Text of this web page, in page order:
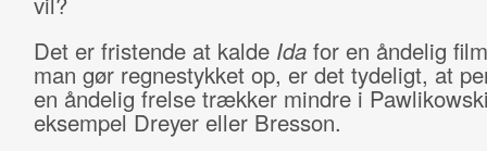
Det er fristende at kalde Ida for en åndelig
man gør regnestykket op, er det tydeligt, at
en åndelig frelse trækker mindre i
eksempel Dreyer eller Bresson.